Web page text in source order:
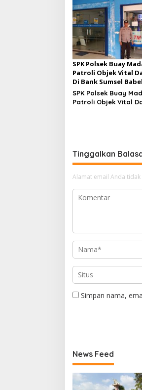
SPK Polsek Buay
Patroli Objek Vital
Di Bank Sumsel
SPK Polsek Buay
Patroli Objek Vital
Tinggalkan
Alamat email Anda
Simpan nama,
News Feed